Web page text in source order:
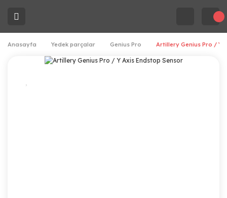
Anasayfa Yedek parçalar Genius Pro Artillery Genius Pro / Y